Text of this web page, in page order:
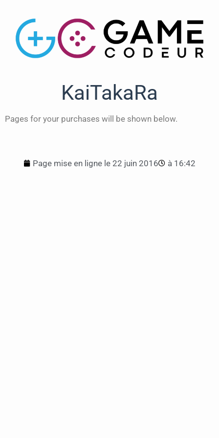
KaiTakaRa
Pages for your purchases will be shown below.
Page mise en ligne le 22 juin 2016 à 16:42